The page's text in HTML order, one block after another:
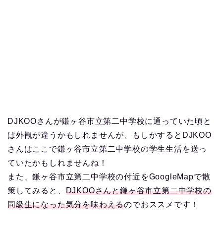
DJKOOさんが鎌ヶ谷市立第二中学校に通っていた頃と
は外観が違うかもしれませんが、もしかするとDJKOO
さんはここで鎌ヶ谷市立第二中学校の学生生活を送っ
ていたかもしれませんね！
また、鎌ヶ谷市立第二中学校の付近をGoogleMapで散
策してみると、 DJKOOさんと鎌ヶ谷市立第二中学校の
同級生になった気分を味わえるのでおススメです！